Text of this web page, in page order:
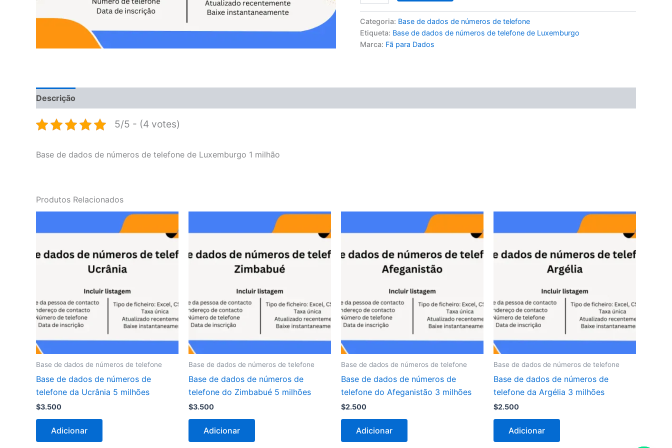
Categoria: Base de dados de números de telefone
Etiqueta: Base de dados de números de telefone de Luxemburgo
Marca: Fã para Dados
Descrição
5/5 - (4 votes)
Base de dados de números de telefone de Luxemburgo 1 milhão
Produtos Relacionados
Base de dados de números de telefone
Base de dados de números de
telefone da Ucrânia 5 milhões
$3.500
Adicionar
Base de dados de números de telefone
Base de dados de números de
telefone do Zimbabué 5 milhões
$3.500
Adicionar
Base de dados de números de telefone
Base de dados de números de
telefone do Afeganistão 3 milhões
$2.500
Adicionar
Base de dados de números de telefone
Base de dados de números de
telefone da Argélia 3 milhões
$2.500
Adicionar